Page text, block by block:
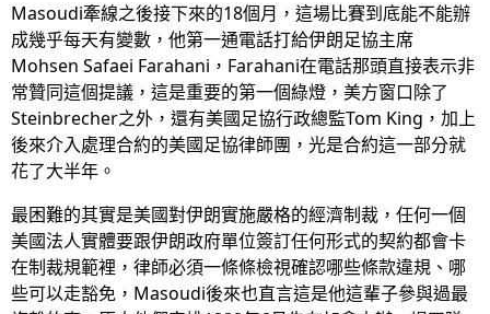
Masoudi牽線之後接下來的18個月，這場比賽到底能不能辦
成幾乎每天有變數，他第一通電話打給伊朗足協主席
Mohsen Safaei Farahani，Farahani在電話那頭直接表示非
常贊同這個提議，這是重要的第一個綠燈，美方窗口除了
Steinbrecher之外，還有美國足協行政總監Tom King，加上
後來介入處理合約的美國足協律師團，光是合約這一部分就
花了大半年。
最困難的其實是美國對伊朗實施嚴格的經濟制裁，任何一個
美國法人實體要跟伊朗政府單位簽訂任何形式的契約都會卡
在制裁規範裡，律師必須一條條檢視確認哪些條款違規、哪
些可以走豁免，Masoudi後來也直言這是他這輩子參與過最